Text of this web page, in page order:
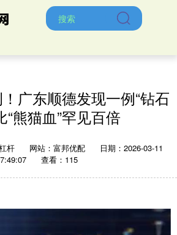
广东顺德发现一例“钻石
“熊猫血”罕见百倍
杆 网站：富邦优配
日期：2026-03-11
查看：115